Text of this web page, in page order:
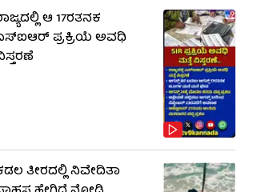
ಆ 17ರತನಕ
ಪ್ರಕ್ರಿಯೆ ಅವಧಿ
ತೀರದಲ್ಲಿ ನಿವೇದಿತಾ